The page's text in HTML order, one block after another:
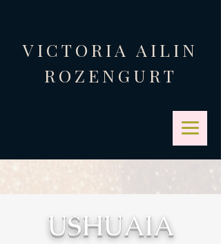
VICTORIA AILIN
ROZENGURT
USHUAIA